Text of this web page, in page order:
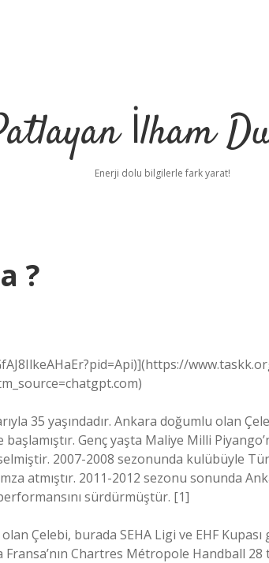
İlham
Enerji dolu bilgilerle fark yarat!
?
35 yaşındadır. Ankara doğumlu olan
Genç yaşta Maliye Milli
2007-2008 sezonunda kulübüyle
atmıştır. 2011-2012 sezonu sonunda
sürdürmüştür. [1]
Çelebi, burada SEHA Ligi ve EHF Kupası
Chartres Métropole Handball 28